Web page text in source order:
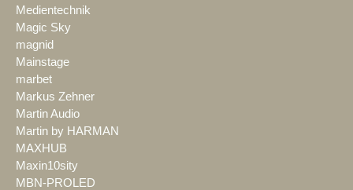
Medientechnik
Magic Sky
magnid
Mainstage
marbet
Markus Zehner
Martin Audio
Martin by HARMAN
MAXHUB
Maxin10sity
MBN-PROLED